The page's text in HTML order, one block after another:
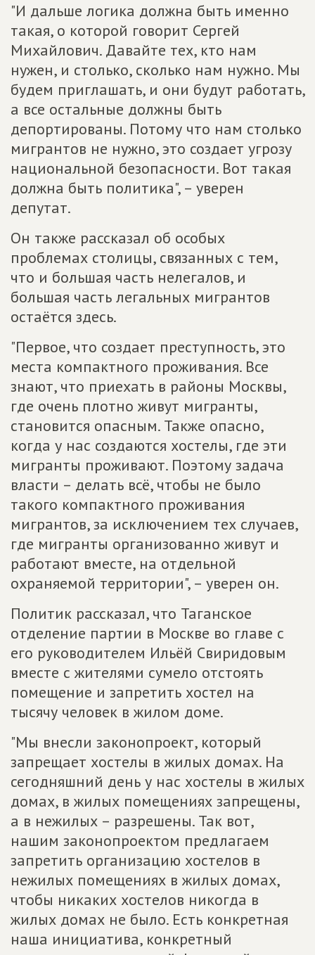
"И дальше логика должна быть именно
такая, о которой говорит Сергей
Михайлович. Давайте тех, кто нам
нужен, и столько, сколько нам нужно. Мы
будем приглашать, и они будут работать,
а все остальные должны быть
депортированы. Потому что нам столько
мигрантов не нужно, это создает угрозу
национальной безопасности. Вот такая
должна быть политика", – уверен
депутат.
Он также рассказал об особых
проблемах столицы, связанных с тем,
что и большая часть нелегалов, и
большая часть легальных мигрантов
остаётся здесь.
"Первое, что создает преступность, это
места компактного проживания. Все
знают, что приехать в районы Москвы,
где очень плотно живут мигранты,
становится опасным. Также опасно,
когда у нас создаются хостелы, где эти
мигранты проживают. Поэтому задача
власти – делать всё, чтобы не было
такого компактного проживания
мигрантов, за исключением тех случаев,
где мигранты организованно живут и
работают вместе, на отдельной
охраняемой территории", – уверен он.
Политик рассказал, что Таганское
отделение партии в Москве во главе с
его руководителем Ильёй Свиридовым
вместе с жителями сумело отстоять
помещение и запретить хостел на
тысячу человек в жилом доме.
"Мы внесли законопроект, который
запрещает хостелы в жилых домах. На
сегодняшний день у нас хостелы в жилых
домах, в жилых помещениях запрещены,
а в нежилых – разрешены. Так вот,
нашим законопроектом предлагаем
запретить организацию хостелов в
нежилых помещениях в жилых домах,
чтобы никаких хостелов никогда в
жилых домах не было. Есть конкретная
наша инициатива, конкретный